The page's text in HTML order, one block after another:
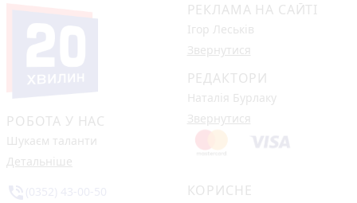
РОБОТА У НАС
Шукаєм таланти
Детальніше
РЕКЛАМА НА САЙТІ
Ігор Леськів
Звернутися
РЕДАКТОРИ
Наталія Бурлаку
Звернутися
КОРИСНЕ